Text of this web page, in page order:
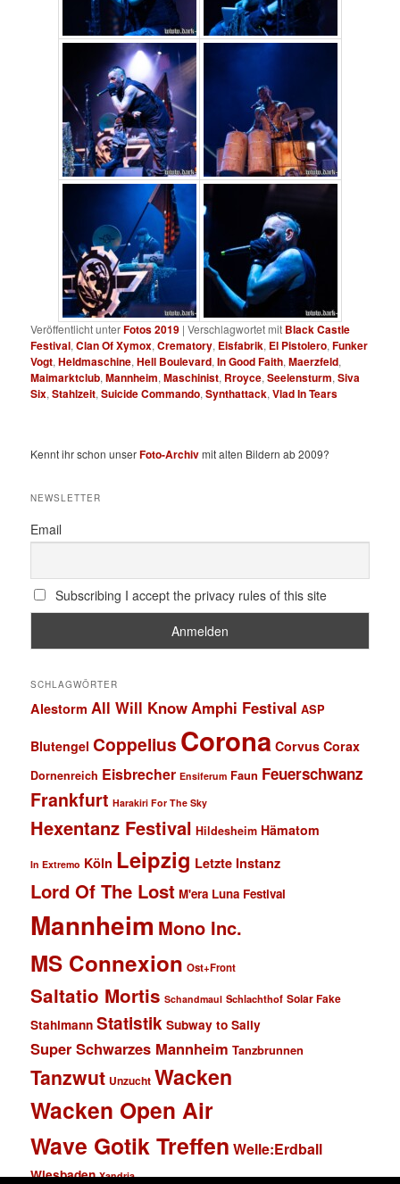
Veröffentlicht unterFotos 2019 |Verschlagwortet mit Black Castle
Festival,Clan Of Xymox,Crematory, Eisfabrik, El Pistolero,Funker
Vogt,Heldmaschine,Hell Boulevard,In Good Faith,Maerzfeld,
Maimarktclub,Mannheim,Maschinist, Rroyce,Seelensturm,Siva
Six,Stahlzeit,Suicide Commando,Synthattack,Vlad In Tears
Kennt ihr schon unserFoto-Archivmit alten Bildern ab 2009?
NEWSLETTER
Email
Subscribing I accept the privacy rules of this site
SCHLAGWÖRTER
Alestorm All Will KnowAmphi Festival ASP
Blutengel Coppelius Corona Corvus Corax
Dornenreich Eisbrecher Ensiferum Faun Feuerschwanz
Frankfurt Harakiri For The Sky
Hexentanz Festival Hildesheim Hämatom
In Extremo Köln Leipzig Letzte Instanz
Lord Of The Lost M'era Luna Festival
Mannheim Mono Inc.
MS Connexion Ost+Front
Saltatio Mortis Schandmaul Schlachthof Solar Fake
Stahlmann Statistik Subway to Sally
Super Schwarzes Mannheim Tanzbrunnen
Tanzwut Unzucht Wacken
Wacken Open Air
Wave Gotik Treffen Welle:Erdball
Wiesbaden Xandria